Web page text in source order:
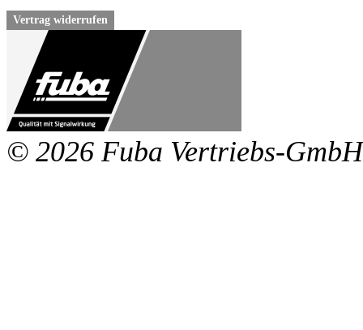
Vertrag widerrufen
© 2026 Fuba Vertriebs-GmbH